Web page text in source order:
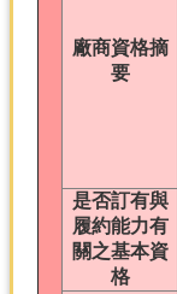
廠商資格摘
要
是否訂有與
履約能力有
關之基本資
格